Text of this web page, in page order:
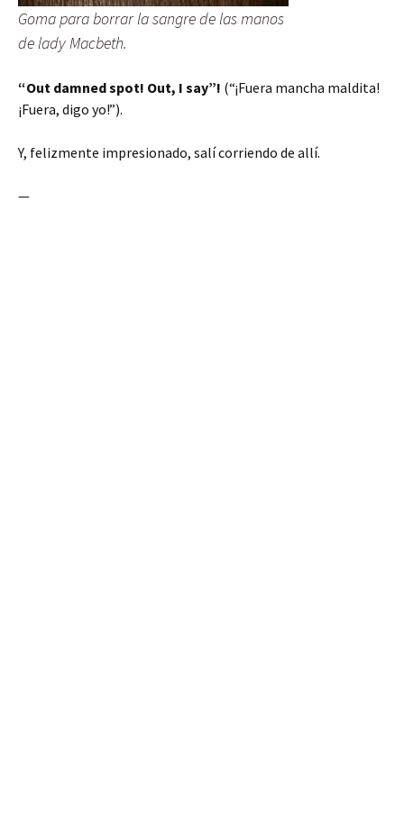
Goma para borrar la sangre de las manos
de lady Macbeth.
“Out damned spot! Out, I say”! (“¡Fuera mancha maldita!
¡Fuera, digo yo!”).
Y, felizmente impresionado, salí corriendo de allí.
—